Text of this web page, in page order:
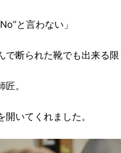
と言わない」
断られた靴でも出来る限
。
いてくれました。